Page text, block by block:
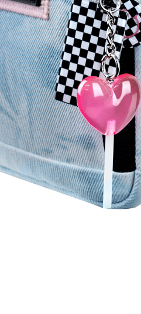
Бананки
Аксессуары для школы
Детские кошельки
Дошкольные рюкзаки